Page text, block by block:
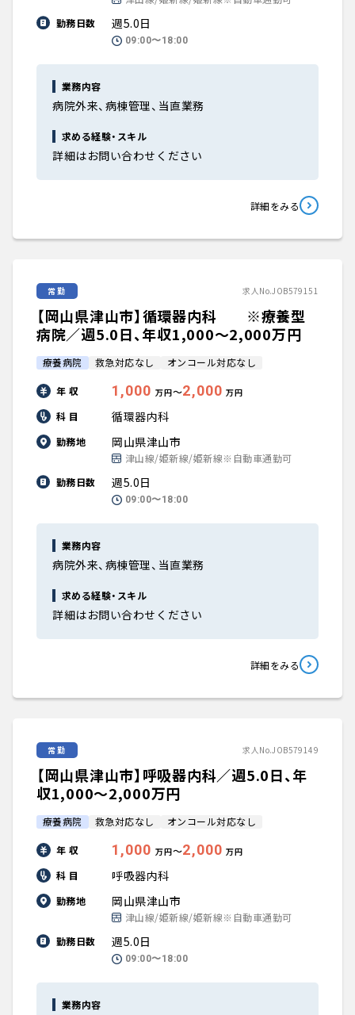
勤務日数
週5.0日
09:00〜18:00
業務内容
病院外来、病棟管理、当直業務
求める経験・スキル
詳細はお問い合わせください
詳細をみる
常勤 求人No.JOB579151
【岡山県津山市】循環器内科 ※療養型
病院／週5.0日、年収1,000〜2,000万円
療養病院 救急対応なし オンコール対応なし
年 収 1,000 万円〜2,000 万円
科 目 循環器内科
勤務地 岡山県津山市
津山線/姫新線/姫新線※自動車通勤可
勤務日数
週5.0日
09:00〜18:00
業務内容
病院外来、病棟管理、当直業務
求める経験・スキル
詳細はお問い合わせください
詳細をみる
常勤 求人No.JOB579149
【岡山県津山市】呼吸器内科／週5.0日、年
収1,000〜2,000万円
療養病院 救急対応なし オンコール対応なし
年 収 1,000 万円〜2,000 万円
科 目 呼吸器内科
勤務地 岡山県津山市
津山線/姫新線/姫新線※自動車通勤可
勤務日数
週5.0日
09:00〜18:00
業務内容